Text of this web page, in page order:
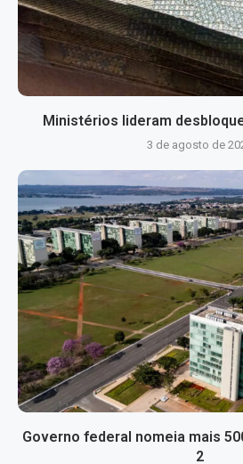
Ministérios lideram
3 de agosto de
Governo federal nomeia mais
2